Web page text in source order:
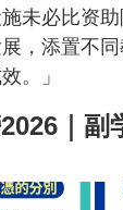
施未必比资
，添置不
。」
｜副